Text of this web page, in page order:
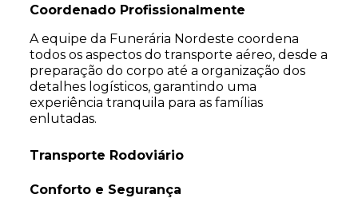
Coordenado Profissionalmente
A equipe da Funerária Nordeste coordena
todos os aspectos do transporte aéreo, desde a
preparação do corpo até a organização dos
detalhes logísticos, garantindo uma
experiência tranquila para as famílias
enlutadas.
Transporte Rodoviário
Conforto e Segurança